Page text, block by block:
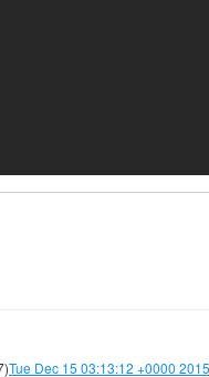
Tue Dec 15 03:13:12 +0000 2015